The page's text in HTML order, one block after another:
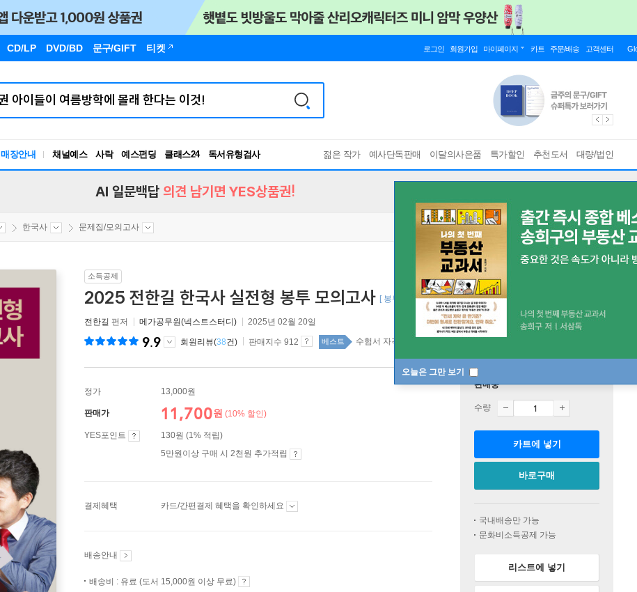
CD/LP DVD/BD 문구/GIFT 티켓 로그인 회원가입 마이페이지 카트 주문/배송 고객센터
매장안내 채널예스 사락 예스펀딩 클래스24
RBTI Lab
독서유형검사
젊은 작가 예사단독판매 이달의사은품 특가할인 추천도서 대량/법인
오늘은 그만 보기
AI 일문백답 의견 남기면 YES상품권!
한국사 문제집/모의고사
소득공제
2025 전한길 한국사 실전형 봉투 모의고사 [ 봉투형 ]
전한길 편저 메가공무원(넥스트스터디) 2025년 02월 20일
9.9 회원리뷰(38건) 판매지수 912 베스트 수험서 자격증 top100 5주
정가 13,000원
판매가 11,700원 (10% 할인)
YES포인트
130원 (1% 적립)
5만원이상 구매 시 2천원 추가적립
결제혜택 카드/간편결제 혜택을 확인하세요
배송안내
배송비 : 유료 (도서 15,000원 이상 무료)
판매중
수량
카트에 넣기
바로구매
국내배송만 가능
문화비소득공제 가능
리스트에 넣기